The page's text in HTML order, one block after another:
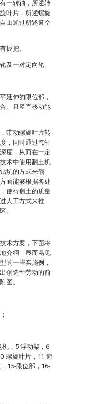
一转轴，所述转
叶片，所述螺旋
由通过所述避空
握把。
及一对定向轮。
延伸的限位部，
、且竖直移动能
带动螺旋叶片转
，同时通过气缸
度，从而在一定
术中使用翻土机
坑的方式来翻
面能够根据各处
使得翻土的质量
人工方式来推
。
术方案，下面将
介绍，显而易见
的一些实施例，
创造性劳动的前
图。
机，5-浮动架，6-
螺旋叶片，11-避
15-限位部，16-